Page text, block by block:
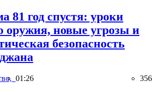
81 год спустя: уроки
оружия, новые угрозы и
безопасность
01:26 356